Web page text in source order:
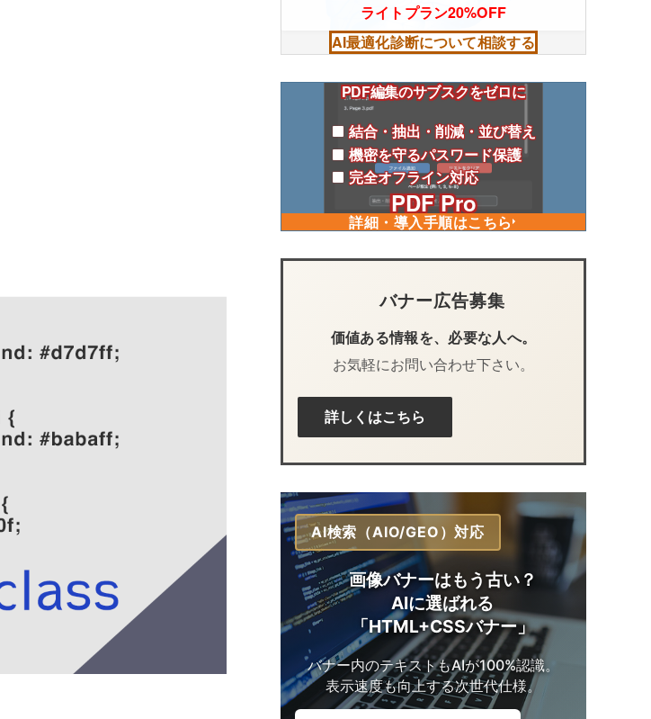
ライトプラン20%OFF
AI最適化診断について相談する
PDF編集のサブスクをゼロに
結合・抽出・削減・並び替え
機密を守るパスワード保護
完全オフライン対応
PDF Pro
詳細・導入手順はこちら
バナー広告募集
価値ある情報を、必要な人へ。
お気軽にお問い合わせ下さい。
詳しくはこちら
AI検索（AIO/GEO）対応
画像バナーはもう古い？
AIに選ばれる
「HTML+CSSバナー」
バナー内のテキストもAIが100%認識。
表示速度も向上する次世代仕様。